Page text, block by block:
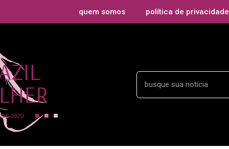
quem somos política de privacidade